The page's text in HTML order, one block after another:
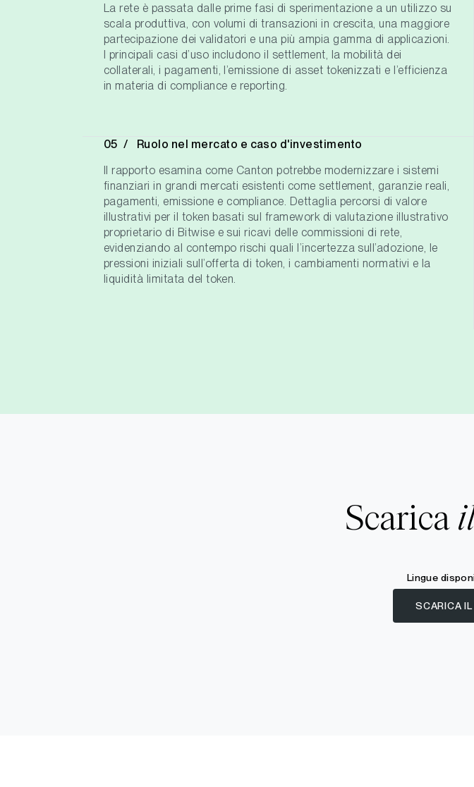
La rete è passata dalle prime fasi di sperimentazione a un utilizzo su
scala produttiva, con volumi di transazioni in crescita, una maggiore
partecipazione dei validatori e una più ampia gamma di applicazioni.
I principali casi d’uso includono il settlement, la mobilità dei
collaterali, i pagamenti, l’emissione di asset tokenizzati e l’efficienza
in materia di compliance e reporting.
Ruolo nel mercato e caso d'investimento
Il rapporto esamina come Canton potrebbe modernizzare i sistemi
finanziari in grandi mercati esistenti come settlement, garanzie reali,
pagamenti, emissione e compliance. Dettaglia percorsi di valore
illustrativi per il token basati sul framework di valutazione illustrativo
proprietario di Bitwise e sui ricavi delle commissioni di rete,
evidenziando al contempo rischi quali l’incertezza sull’adozione, le
pressioni iniziali sull’offerta di token, i cambiamenti normativi e la
liquidità limitata del token.
Scarica
Lingue
SCARICA